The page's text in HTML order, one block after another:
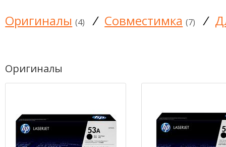
Оригиналы (4) / Совместимка (7) /
Оригиналы